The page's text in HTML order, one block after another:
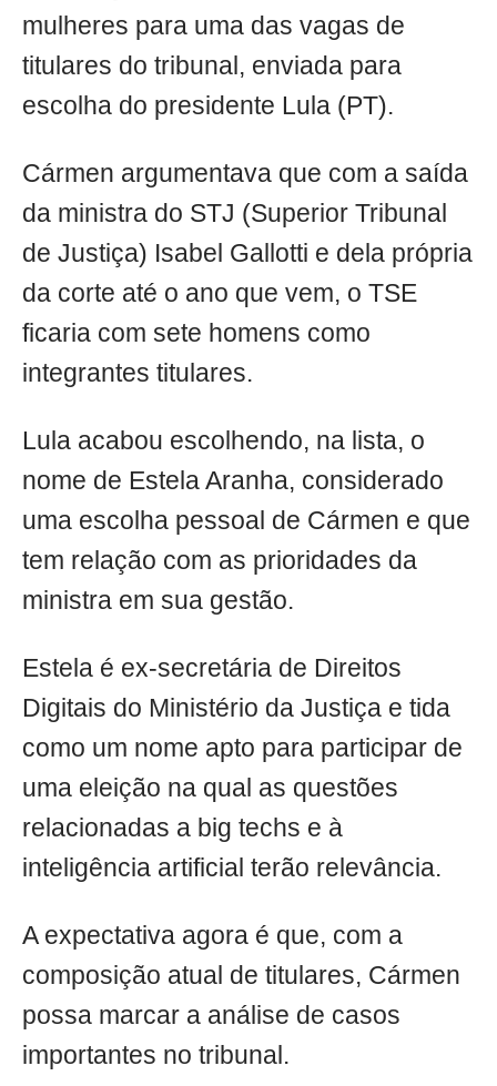
mulheres para uma das vagas de
titulares do tribunal, enviada para
escolha do presidente Lula (PT).
Cármen argumentava que com a saída
da ministra do STJ (Superior Tribunal
de Justiça) Isabel Gallotti e dela própria
da corte até o ano que vem, o TSE
ficaria com sete homens como
integrantes titulares.
Lula acabou escolhendo, na lista, o
nome de Estela Aranha, considerado
uma escolha pessoal de Cármen e que
tem relação com as prioridades da
ministra em sua gestão.
Estela é ex-secretária de Direitos
Digitais do Ministério da Justiça e tida
como um nome apto para participar de
uma eleição na qual as questões
relacionadas a big techs e à
inteligência artificial terão relevância.
A expectativa agora é que, com a
composição atual de titulares, Cármen
possa marcar a análise de casos
importantes no tribunal.